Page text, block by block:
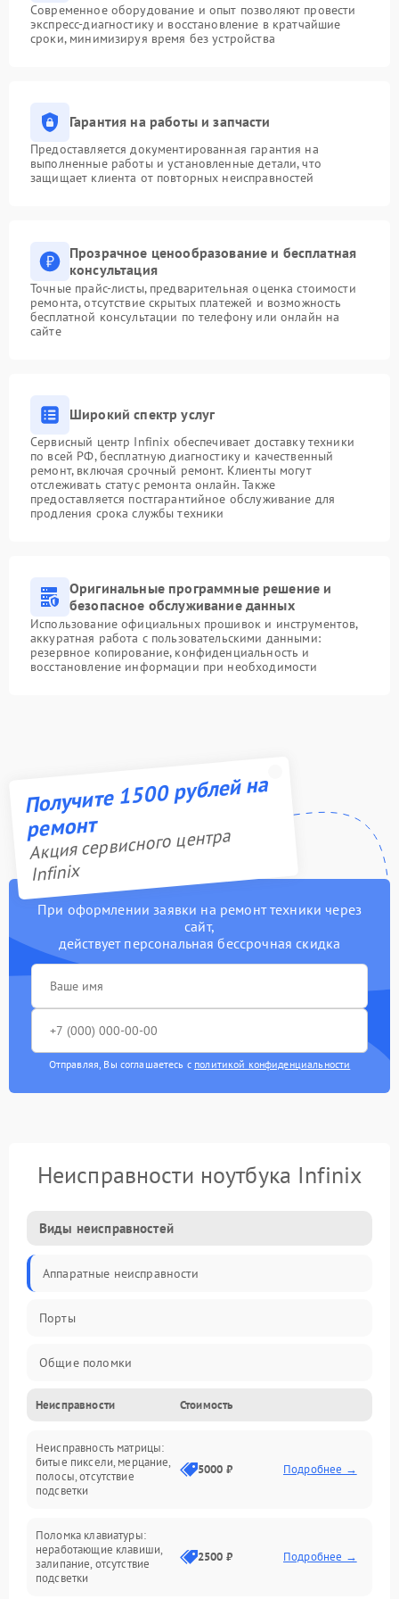
Современное оборудование и опыт позволяют провести
экспресс-диагностику и восстановление в кратчайшие
сроки, минимизируя время без устройства
Гарантия на работы и запчасти
Предоставляется документированная гарантия на
выполненные работы и установленные детали, что
защищает клиента от повторных неисправностей
Прозрачное ценообразование и бесплатная
консультация
Точные прайс-листы, предварительная оценка стоимости
ремонта, отсутствие скрытых платежей и возможность
бесплатной консультации по телефону или онлайн на
сайте
Широкий спектр услуг
Сервисный центр Infinix обеспечивает доставку техники
по всей РФ, бесплатную диагностику и качественный
ремонт, включая срочный ремонт. Клиенты могут
отслеживать статус ремонта онлайн. Также
предоставляется постгарантийное обслуживание для
продления срока службы техники
Оригинальные программные решение и
безопасное обслуживание данных
Использование официальных прошивок и инструментов,
аккуратная работа с пользовательскими данными:
резервное копирование, конфиденциальность и
восстановление информации при необходимости
Получите 1500 рублей на
ремонт
Акция сервисного центра
Infinix
При оформлении заявки на ремонт техники через
сайт,
действует персональная бессрочная скидка
Отправляя, Вы соглашаетесь с политикой конфиденциальности
Неисправности ноутбука Infinix
Виды неисправностей
Аппаратные неисправности
Порты
Общие поломки
Устройства
Программные ошибки
Электрические и системные сбои
Интерфейсные проблемы
Батарея
Неисправности Стоимость
Неисправность матрицы:
битые пиксели, мерцание,
полосы, отсутствие
подсветки
5000 ₽ Подробнее →
Поломка клавиатуры:
неработающие клавиши,
залипание, отсутствие
подсветки
2500 ₽ Подробнее →